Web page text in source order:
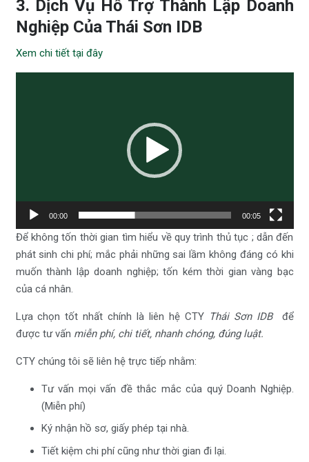
3. Dịch Vụ Hỗ Trợ Thành Lập Doanh
Nghiệp Của Thái Sơn IDB
Xem chi tiết tại đây
00:00 00:05
Để không tốn thời gian tìm hiểu về quy trình thủ tục ; dẫn đến
phát sinh chi phí; mắc phải những sai lầm không đáng có khi
muốn thành lập doanh nghiệp; tốn kém thời gian vàng bạc
của cá nhân.
Lựa chọn tốt nhất chính là liên hệ CTY Thái Sơn IDBđể
được tư vấn miễn phí, chi tiết, nhanh chóng, đúng luật.
CTY chúng tôi sẽ liên hệ trực tiếp nhằm:
Tư vấn mọi vấn đề thắc mắc của quý Doanh Nghiệp.
(Miễn phí)
Ký nhận hồ sơ, giấy phép tại nhà.
Tiết kiệm chi phí cũng như thời gian đi lại.